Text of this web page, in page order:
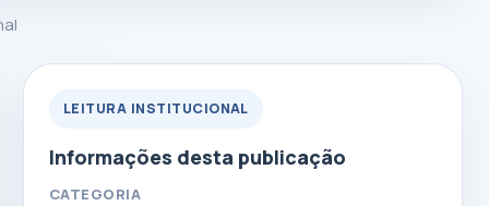
LEITURA INSTITUCIONAL
Informações desta publicação
CATEGORIA